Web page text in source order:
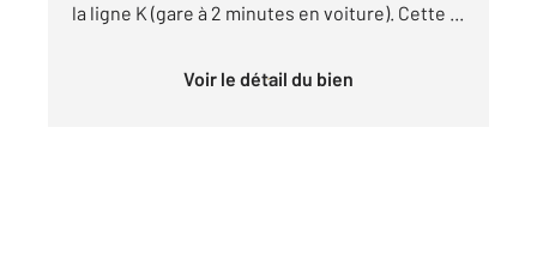
la ligne K (gare à 2 minutes en voiture). Cette ...
Voir le détail du bien